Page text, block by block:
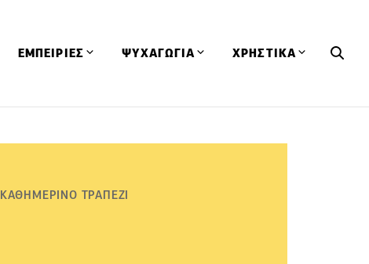
ΕΜΠΕΙΡΙΕΣ ΨΥΧΑΓΩΓΙΑ ΧΡΗΣΤΙΚΑ
ΚΑΘΗΜΕΡΙΝΟ ΤΡΑΠΕΖΙ